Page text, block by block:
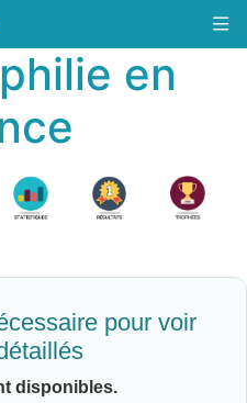
en
pour voir
disponibles.